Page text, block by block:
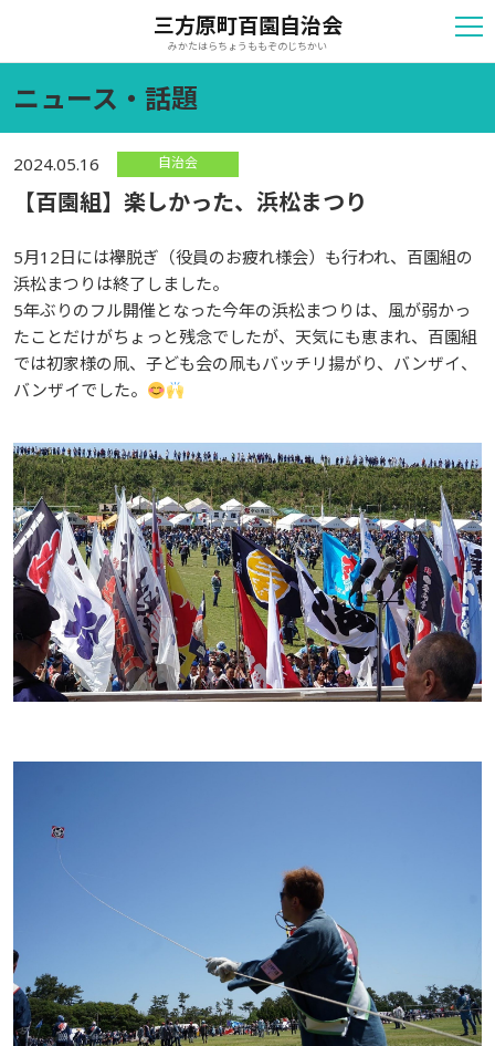
三方原町百園自治会
みかたはらちょうももぞのじちかい
ニュース・話題
2024.05.16 自治会
【百園組】楽しかった、浜松まつり
5月12日には襷脱ぎ（役員のお疲れ様会）も行われ、百園組の
浜松まつりは終了しました。
5年ぶりのフル開催となった今年の浜松まつりは、風が弱かっ
たことだけがちょっと残念でしたが、天気にも恵まれ、百園組
では初家様の凧、子ども会の凧もバッチリ揚がり、バンザイ、
バンザイでした。